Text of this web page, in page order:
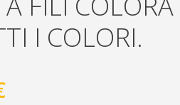
I COLORI.